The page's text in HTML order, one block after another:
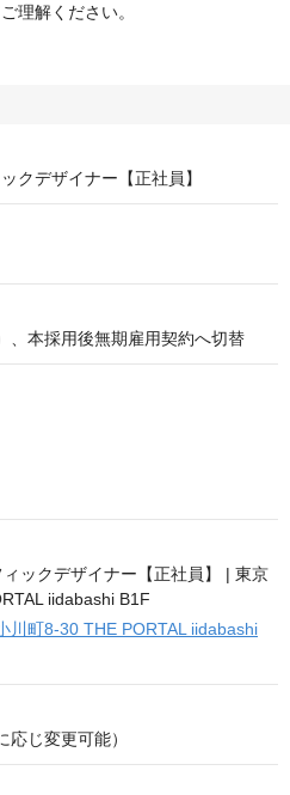
理解ください。
クデザイナー【正社員】
、本採用後無期雇用契約へ切替
町8-30 THE PORTAL iidabashi
じ変更可能）